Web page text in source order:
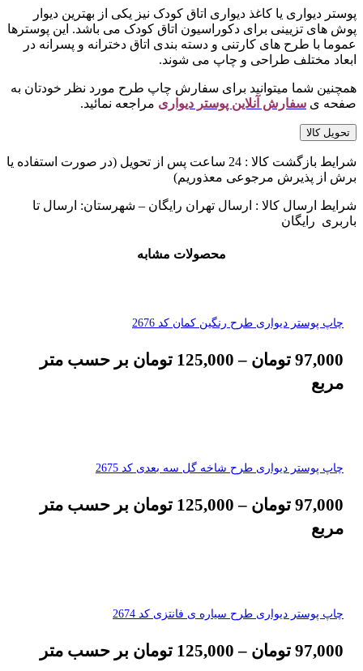
پوستر دیواری یا کاغذ دیواری اتاق کودک نیز یکی از بهترین دیوار
پوش های تزیینی برای دکوراسیون اتاق کودک می باشد. این پوسترها
عموما با طرح های کارتنی و دسته بندی اتاق دخترانه و پسرانه در
ابعاد مختلف طراحی و چاپ می شوند.
همچنین شما میتوانید برای سفارش چاپ طرح مورد نظر خودتان به
صفحه ی سفارش آنلاین پوستر دیواری مراجعه نمائید.
تحویل کالا
شرایط بازگشت کالا : 24 ساعت پس از تحویل (در صورت استفاده یا
برش از پذیرش مرجوعی معذوریم)
شرایط ارسال کالا : ارسال تهران رایگان – شهرستان: ارسال تا
باربری رایگان
محصولات مشابه
چاپ پوستر دیواری طرح رنگین کمان کد 2676
97,000 تومان –
125,000 تومان بر حسب متر
مربع
چاپ پوستر دیواری طرح شاخه گل سه بعدی کد 2675
97,000 تومان –
125,000 تومان بر حسب متر
مربع
چاپ پوستر دیواری طرح سیاره ی فانتزی کد 2674
97,000 تومان –
125,000 تومان بر حسب متر